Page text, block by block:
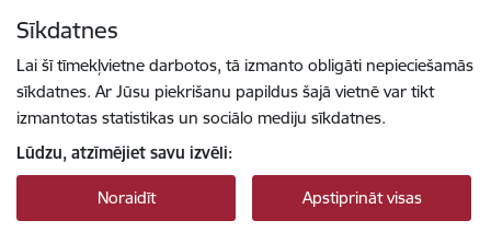
Sīkdatnes
Lai šī tīmekļvietne darbotos, tā izmanto obligāti nepieciešamās
sīkdatnes. Ar Jūsu piekrišanu papildus šajā vietnē var tikt
izmantotas statistikas un sociālo mediju sīkdatnes.
Lūdzu, atzīmējiet savu izvēli:
Noraidīt Apstiprināt visas